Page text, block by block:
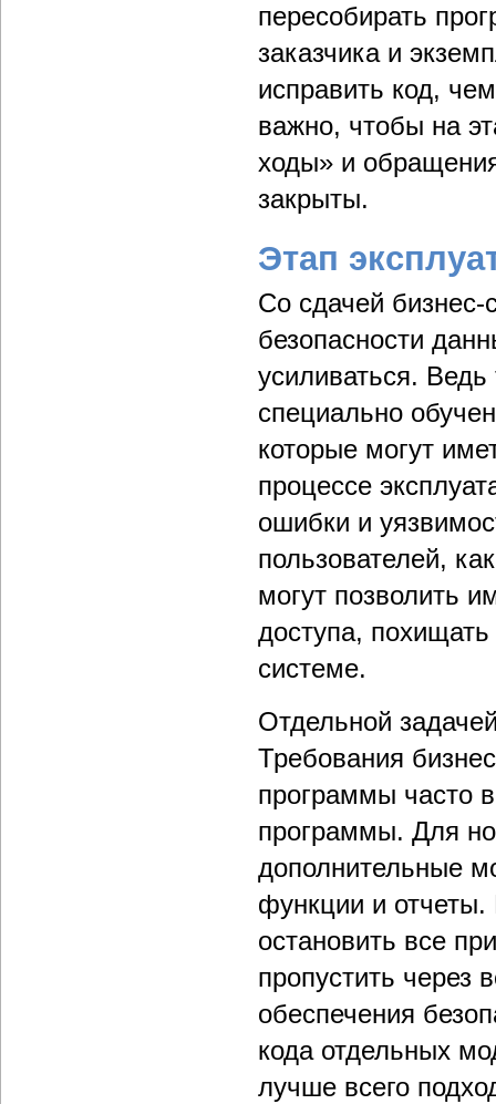
пересобирать
заказчика и
исправить код,
важно, чтобы на
ходы» и
закрыты.
Этап
Со сдачей бизнес-
безопасности
усиливаться.
специально
которые могут
процессе
ошибки и
пользователей,
могут позволить
доступа,
системе.
Отдельной
Требования
программы часто
программы. Для
дополнительные
функции и отчеты.
остановить все
пропустить через
обеспечения
кода отдельных
лучше всего